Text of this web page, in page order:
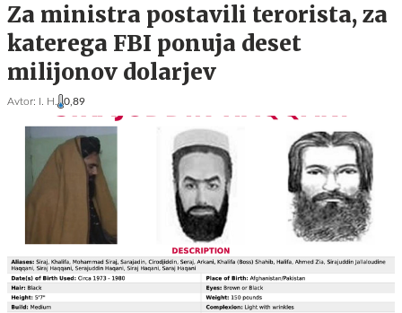
Za ministra postavili terorista, za
katerega FBI ponuja deset
milijonov dolarjev
Avtor: I. H. 0,89